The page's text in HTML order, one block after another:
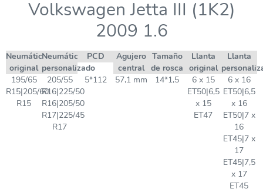
Volkswagen Jetta III (1K2)
2009 1.6
Neumático
original
Neumático
personalizado
PCD
Agujero
central
Tamaño
de rosca
Llanta
original
Llanta
195/65
R15|205/60
R15
205/55
R16|225/50
R16|205/50
R17|225/45
R17
5*112 57,1 mm 14*1,5
6 x 15
ET50|6,5
x 15
ET47
6 x 16
ET50|6,5
x 16
ET50|7 x
16
ET45|7 x
17
ET45|7,5
x 17
ET45